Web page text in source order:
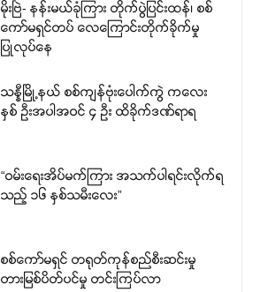
မိုးဗြဲ- နန်းမယ်ခုံကြား တိုက်ပွဲပြင်းထန်၊ စစ်
ကော်မရှင်တပ် လေကြောင်းတိုက်ခိုက်မှု
ပြုလုပ်နေ
သန္နီမြို့နယ် စစ်ကျန်ဗုံးပေါက်ကွဲ ကလေး
နှစ် ဦးအပါအဝင် ၄ ဦး ထိခိုက်ဒဏ်ရာရ
“ဝမ်းရေးအိပ်မက်ကြား အသက်ပါရင်းလိုက်ရ
သည့် ၁၆ နှစ်သမီးလေး”
စစ်ကော်မရှင် တရုတ်ကုန်စည်စီးဆင်းမှု
တားမြစ်ပိတ်ပင်မှု တင်းကြပ်လာ